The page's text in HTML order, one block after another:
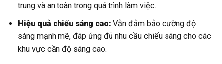
trung và an toàn trong quá trình làm việc.
Hiệu quả chiếu sáng cao: Vẫn đảm bảo cường độ
sáng mạnh mẽ, đáp ứng đủ nhu cầu chiếu sáng cho các
khu vực cần độ sáng cao.